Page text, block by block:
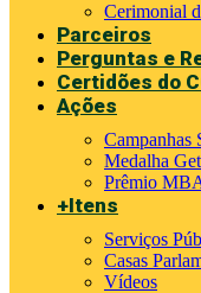
Cerimonial
Parceiros
Perguntas e
Certidões do
Ações
Campanhas
Medalha
Prêmio
+Itens
Serviços
Casas
Vídeos